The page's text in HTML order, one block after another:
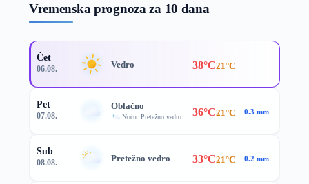
Vremenska prognoza za 10 dana
Čet
06.08. Vedro 38°C21°C
Pet
07.08.
Oblačno
Noću: Pretežno vedro 36°C21°C 0.3 mm
Sub
08.08. Pretežno vedro 33°C21°C 0.2 mm